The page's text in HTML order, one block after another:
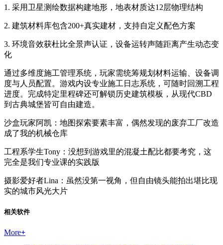
1. 采用卫星测绘数据构建地形，地表材质达12层物理结构
2. 建筑材料库包含200+真实建材，支持自定义配色方案
3. 环境音效获杜比全景声认证，设备运转声随距离产生动态变
化
通过多维度施工管理系统，玩家需统筹规划材料运输、设备调
度与人员配置。游戏内设专业施工日志系统，可随时回溯工程
进度。完成特定里程碑还可解锁历史建筑模板，从现代CBD
到古典城堡皆可自由建造。
沙盒玩家阿凯：地图探索要素丰富，偶然发现的废弃工厂改造
成了我的机械仓库
工程系学生Tony：没想到游戏里的混凝土配比都要考究，这
完全是我们专业课的实践版
摄影爱好者Lina：虽然没第一视角，但自由镜头能拍出堪比现
实的城市风光大片
相关软件
More+